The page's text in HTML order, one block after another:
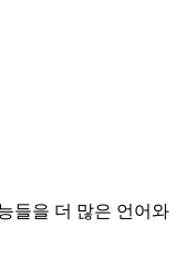
들을 더 많은 언어와